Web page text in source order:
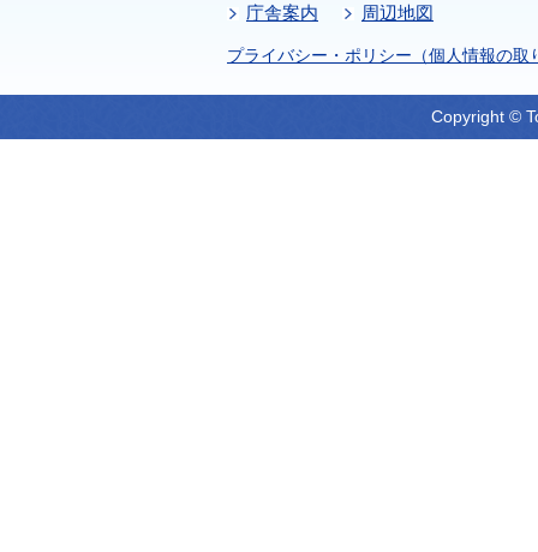
庁舎案内
周辺地図
プライバシー・ポリシー（個人情報の取
Copyright ©